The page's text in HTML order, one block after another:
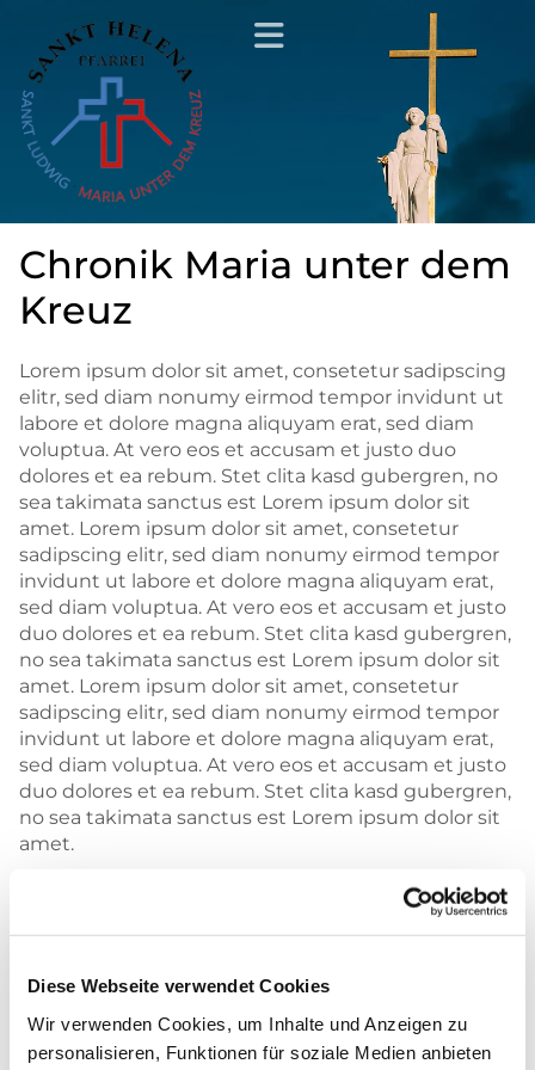
Diese Webseite verwendet Cookies
Wir verwenden Cookies, um Inhalte und Anzeigen zu
personalisieren, Funktionen für soziale Medien anbieten
Chronik Maria unter dem
Kreuz
Lorem ipsum dolor sit amet, consetetur sadipscing
elitr, sed diam nonumy eirmod tempor invidunt ut
labore et dolore magna aliquyam erat, sed diam
voluptua. At vero eos et accusam et justo duo
dolores et ea rebum. Stet clita kasd gubergren, no
sea takimata sanctus est Lorem ipsum dolor sit
amet. Lorem ipsum dolor sit amet, consetetur
sadipscing elitr, sed diam nonumy eirmod tempor
invidunt ut labore et dolore magna aliquyam erat,
sed diam voluptua. At vero eos et accusam et justo
duo dolores et ea rebum. Stet clita kasd gubergren,
no sea takimata sanctus est Lorem ipsum dolor sit
amet. Lorem ipsum dolor sit amet, consetetur
sadipscing elitr, sed diam nonumy eirmod tempor
invidunt ut labore et dolore magna aliquyam erat,
sed diam voluptua. At vero eos et accusam et justo
duo dolores et ea rebum. Stet clita kasd gubergren,
no sea takimata sanctus est Lorem ipsum dolor sit
amet.
Duis autem vel eum iriure dolor in hendrerit in
vulputate velit esse molestie consequat, vel illum
dolore eu feugiat nulla facilisis at vero eros et
praesent luptatum zzril delenit augue duis dolore
te feugait nulla facilisi. Lorem ipsum dolor sit amet,
consectetuer adipiscing elit, sed diam nonummy